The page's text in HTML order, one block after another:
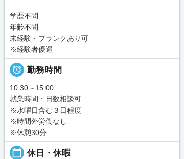
学歴不問
年齢不問
未経験・ブランクあり可
※経験者優遇
 勤務時間
10:30～15:00
就業時間・日数相談可
※水曜日含む３日程度
※時間外労働なし
※休憩30分
calendar_today 休日・休暇